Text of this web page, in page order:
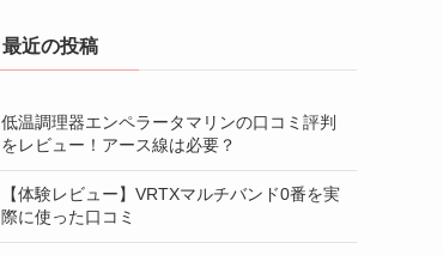
最近の投稿
低温調理器エンペラータマリンの口コミ評判
をレビュー！アース線は必要？
【体験レビュー】VRTXマルチバンド0番を実
際に使った口コミ